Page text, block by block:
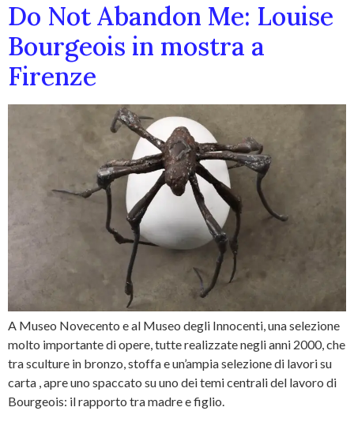
Do Not Abandon Me: Louise
Bourgeois in mostra a
Firenze
A Museo Novecento e al Museo degli Innocenti, una selezione
molto importante di opere, tutte realizzate negli anni 2000, che
tra sculture in bronzo, stoffa e un’ampia selezione di lavori su
carta , apre uno spaccato su uno dei temi centrali del lavoro di
Bourgeois: il rapporto tra madre e figlio.